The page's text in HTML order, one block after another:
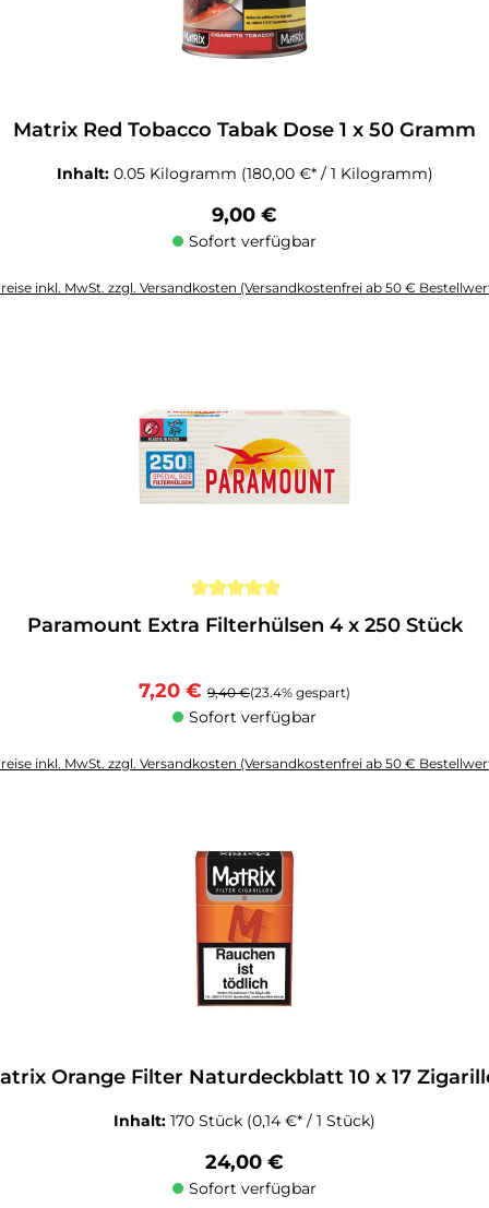
Matrix Red Tobacco Tabak Dose 1 x 50 Gramm
Inhalt: 0.05 Kilogramm (180,00 €* / 1 Kilogramm)
Regulärer Preis:
9,00 €
Sofort verfügbar
inkl. MwSt. zzgl. Versandkosten (Versandkostenfrei ab 50 €
Paramount Extra Filterhülsen 4 x 250 Stück
Verkaufspreis:
7,20 € Regulärer Preis:
9,40 €(23.4% gespart)
Sofort verfügbar
inkl. MwSt. zzgl. Versandkosten (Versandkostenfrei ab 50 €
Orange Filter Naturdeckblatt 10 x 17
Inhalt: 170 Stück (0,14 €* / 1 Stück)
Regulärer Preis:
24,00 €
Sofort verfügbar